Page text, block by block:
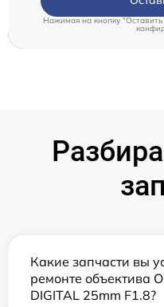
Нажимая на кнопку
Какие запчасти вы
ремонте объектива
DIGITAL 25mm F1.8?